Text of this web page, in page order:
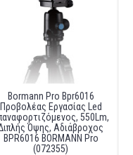
Bormann Pro Bpr6016
Προβολέας Εργασίας Led
550Lm,
Όψης, Αδιάβροχος
BPR6016 BORMANN Pro
(072355)